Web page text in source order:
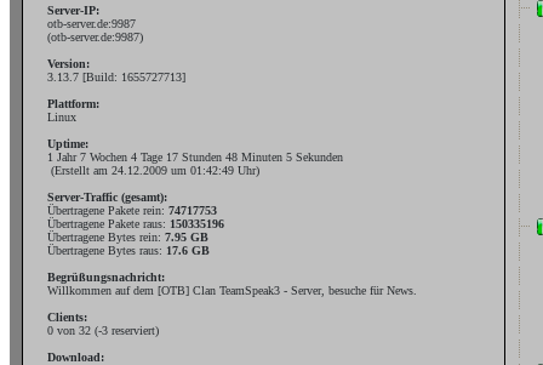
Server-IP:
otb-server.de:9987
(otb-server.de:9987)
Version:
3.13.7 [Build: 1655727713]
Plattform:
Linux
Uptime:
1 Jahr 7 Wochen 4 Tage 17 Stunden 48 Minuten 5 Sekunden
(Erstellt am 24.12.2009 um 01:42:49 Uhr)
Server-Traffic (gesamt):
Übertragene Pakete rein: 74717753
Übertragene Pakete raus: 150335196
Übertragene Bytes rein: 7.95 GB
Übertragene Bytes raus: 17.6 GB
Begrüßungsnachricht:
Willkommen auf dem [OTB] Clan TeamSpeak3 - Server, besuche für News.
Clients:
0 von 32 (-3 reserviert)
Download: